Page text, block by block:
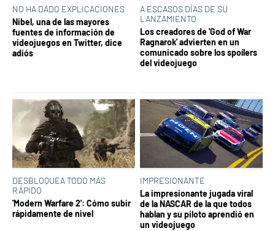
NO HA DADO EXPLICACIONES
Nibel, una de las mayores
fuentes de información de
videojuegos en Twitter, dice
adiós
A ESCASOS DÍAS DE SU
LANZAMIENTO
Los creadores de 'God of War
Ragnarok' advierten en un
comunicado sobre los spoílers
del videojuego
DESBLOQUEA TODO MÁS
RÁPIDO
'Modern Warfare 2': Cómo subir
rápidamente de nivel
IMPRESIONANTE
La impresionante jugada viral
de la NASCAR de la que todos
hablan y su piloto aprendió en
un videojuego